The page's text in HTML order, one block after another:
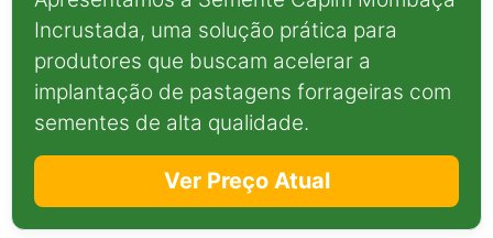
Incrustada, uma solução prática para
produtores que buscam acelerar a
implantação de pastagens forrageiras com
sementes de alta qualidade.
Ver Preço Atual